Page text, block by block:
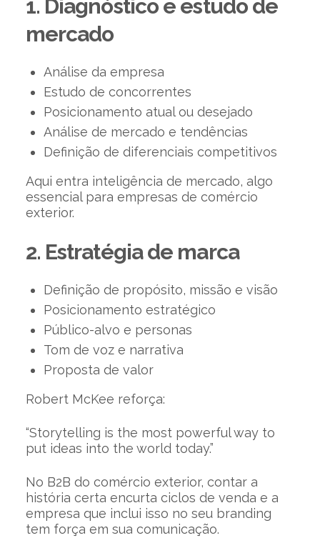
1. Diagnóstico e estudo de
mercado
Análise da empresa
Estudo de concorrentes
Posicionamento atual ou desejado
Análise de mercado e tendências
Definição de diferenciais competitivos
Aqui entra inteligência de mercado, algo
essencial para empresas de comércio
exterior.
2. Estratégia de marca
Definição de propósito, missão e visão
Posicionamento estratégico
Público-alvo e personas
Tom de voz e narrativa
Proposta de valor
Robert McKee reforça:
“Storytelling is the most powerful way to
put ideas into the world today.”
No B2B do comércio exterior, contar a
história certa encurta ciclos de venda e a
empresa que inclui isso no seu branding
tem força em sua comunicação.